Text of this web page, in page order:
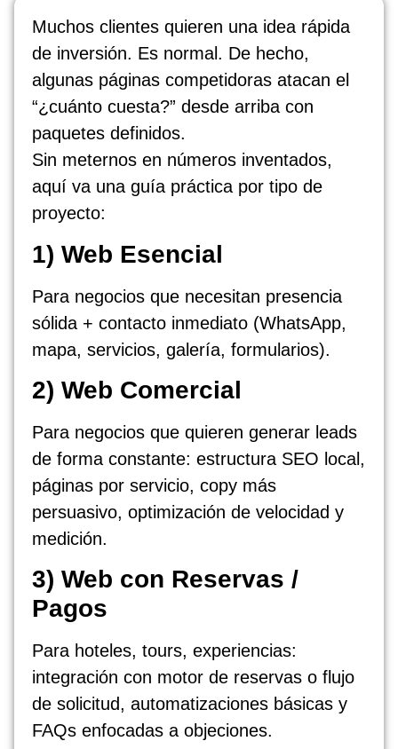
Muchos clientes quieren una idea rápida
de inversión. Es normal. De hecho,
algunas páginas competidoras atacan el
“¿cuánto cuesta?” desde arriba con
paquetes definidos.
Sin meternos en números inventados,
aquí va una guía práctica por tipo de
proyecto:
1) Web Esencial
Para negocios que necesitan presencia
sólida + contacto inmediato (WhatsApp,
mapa, servicios, galería, formularios).
2) Web Comercial
Para negocios que quieren generar leads
de forma constante: estructura SEO local,
páginas por servicio, copy más
persuasivo, optimización de velocidad y
medición.
3) Web con Reservas /
Pagos
Para hoteles, tours, experiencias:
integración con motor de reservas o flujo
de solicitud, automatizaciones básicas y
FAQs enfocadas a objeciones.